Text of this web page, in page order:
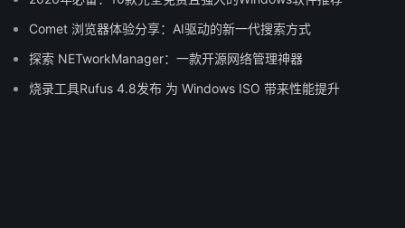
Comet 浏览器体验分享：AI驱动的新一代搜索方式
探索 NETworkManager：一款开源网络管理神器
烧录工具Rufus 4.8发布 为 Windows ISO 带来性能提升